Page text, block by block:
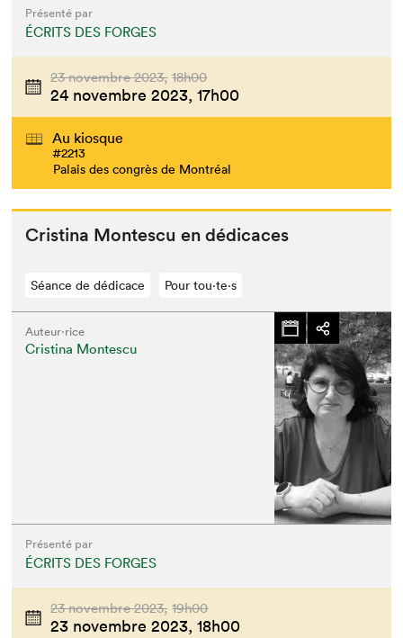
Présenté par
ÉCRITS DES FORGES
23 novembre 2023, 18h00
24 novembre 2023, 17h00
Au kiosque
#2213
Palais des congrès de Montréal
Cristi­na Mon­tes­cu en dédicaces
Séance de dédicace Pour tou⋅te⋅s
Auteur·rice
Cristina Montescu
Présenté par
ÉCRITS DES FORGES
23 novembre 2023, 19h00
23 novembre 2023, 18h00